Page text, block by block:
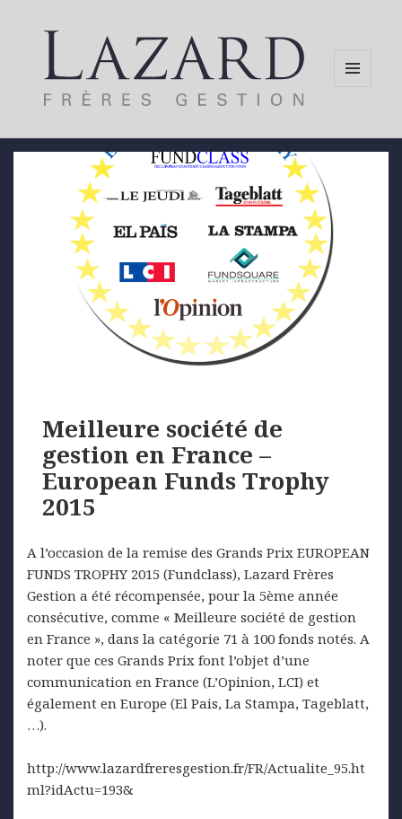
Meilleure société de
gestion en France –
European Funds Trophy
2015
A l’occasion de la remise des Grands Prix EUROPEAN
FUNDS TROPHY 2015 (Fundclass), Lazard Frères
Gestion a été récompensée, pour la 5ème année
consécutive, comme « Meilleure société de gestion
en France », dans la catégorie 71 à 100 fonds notés. A
noter que ces Grands Prix font l’objet d’une
communication en France (L’Opinion, LCI) et
également en Europe (El Pais, La Stampa, Tageblatt,
…).
http://www.lazardfreresgestion.fr/FR/Actualite_95.ht
ml?idActu=193&